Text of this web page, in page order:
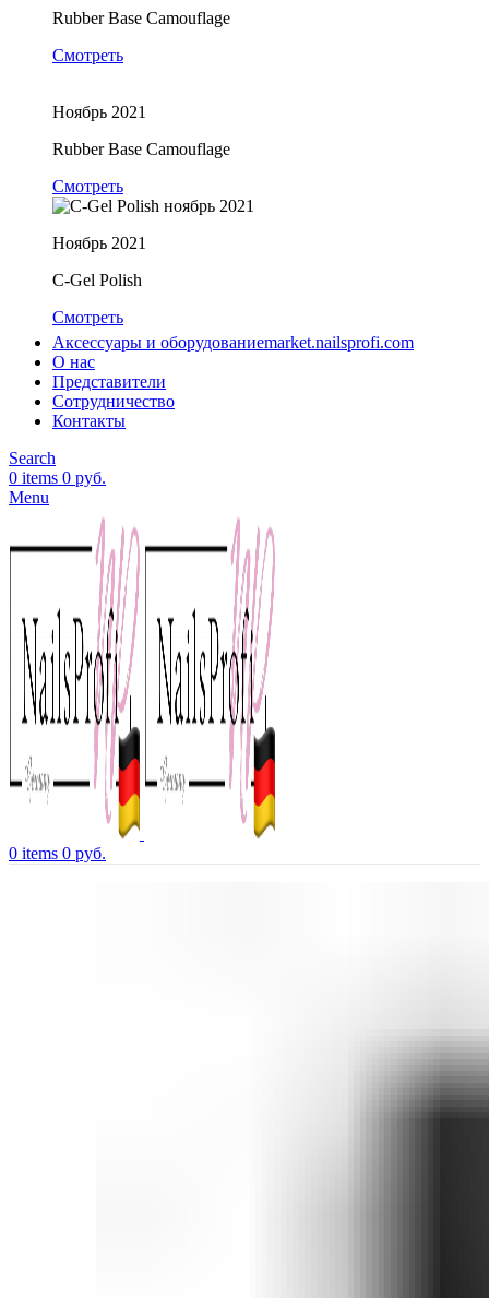
Rubber Base Camouflage
Смотреть
Ноябрь 2021
Rubber Base Camouflage
Смотреть
Ноябрь 2021
C-Gel Polish
Смотреть
Аксессуары и оборудованиеmarket.nailsprofi.com
О нас
Представители
Сотрудничество
Контакты
Search
0 items 0 руб.
Menu
0 items 0 руб.